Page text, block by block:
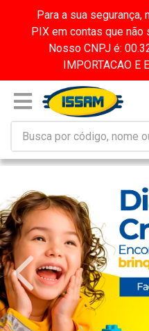
Para a sua
PIX em contas que não
Nosso CNPJ é:
IMPORTACAO E